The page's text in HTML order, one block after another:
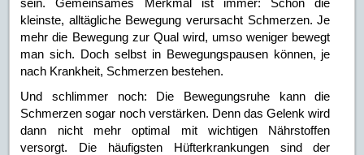
kleinste, alltägliche Bewegung verursacht Schmerzen. Je
mehr die Bewegung zur Qual wird, umso weniger bewegt
man sich. Doch selbst in Bewegungspausen können, je
nach Krankheit, Schmerzen bestehen.
Und schlimmer noch: Die Bewegungsruhe kann die
Schmerzen sogar noch verstärken. Denn das Gelenk wird
dann nicht mehr optimal mit wichtigen Nährstoffen
versorgt. Die häufigsten Hüfterkrankungen sind der